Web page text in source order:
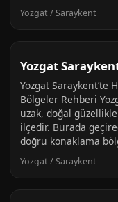
Yozgat / Saraykent
Yozgat
Yozgat Saraykent’te
Bölgeler Rehberi
uzak, doğal
ilçedir. Burada
doğru konaklama
Yozgat / Saraykent